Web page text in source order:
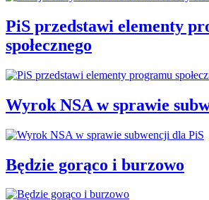
PiS przedstawi elementy
społecznego
Wyrok NSA w sprawie
Będzie gorąco i burzowo